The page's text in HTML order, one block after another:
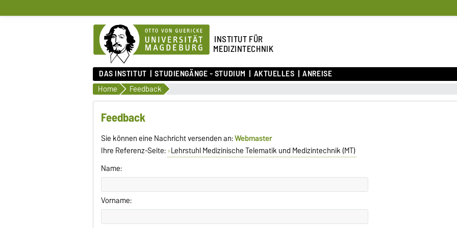
INSTITUT FÜR
MEDIZINTECHNIK
DAS INSTITUT STUDIENGÄNGE - STUDIUM AKTUELLES ANREISE
Home Feedback
Feedback
Sie können eine Nachricht versenden an:Webmaster
Ihre Referenz-Seite: Lehrstuhl Medizinische Telematik und Medizintechnik (MT)
Name:
Vorname: